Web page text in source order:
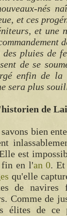
nés
et ces
et une
des pluies de
de se
enfin de la
sera plus
de
bien
est
en l'an 0. Et
qu'elle
de navires
Comme de
élites de ce